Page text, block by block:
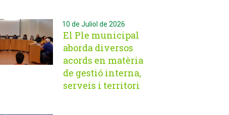
10 de Juliol de 2026
El Ple municipal
aborda diversos
acords en matèria
de gestió interna,
serveis i territori